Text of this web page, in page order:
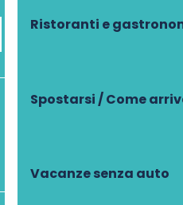
Ristoranti e
Spostarsi / Come
Vacanze senza auto